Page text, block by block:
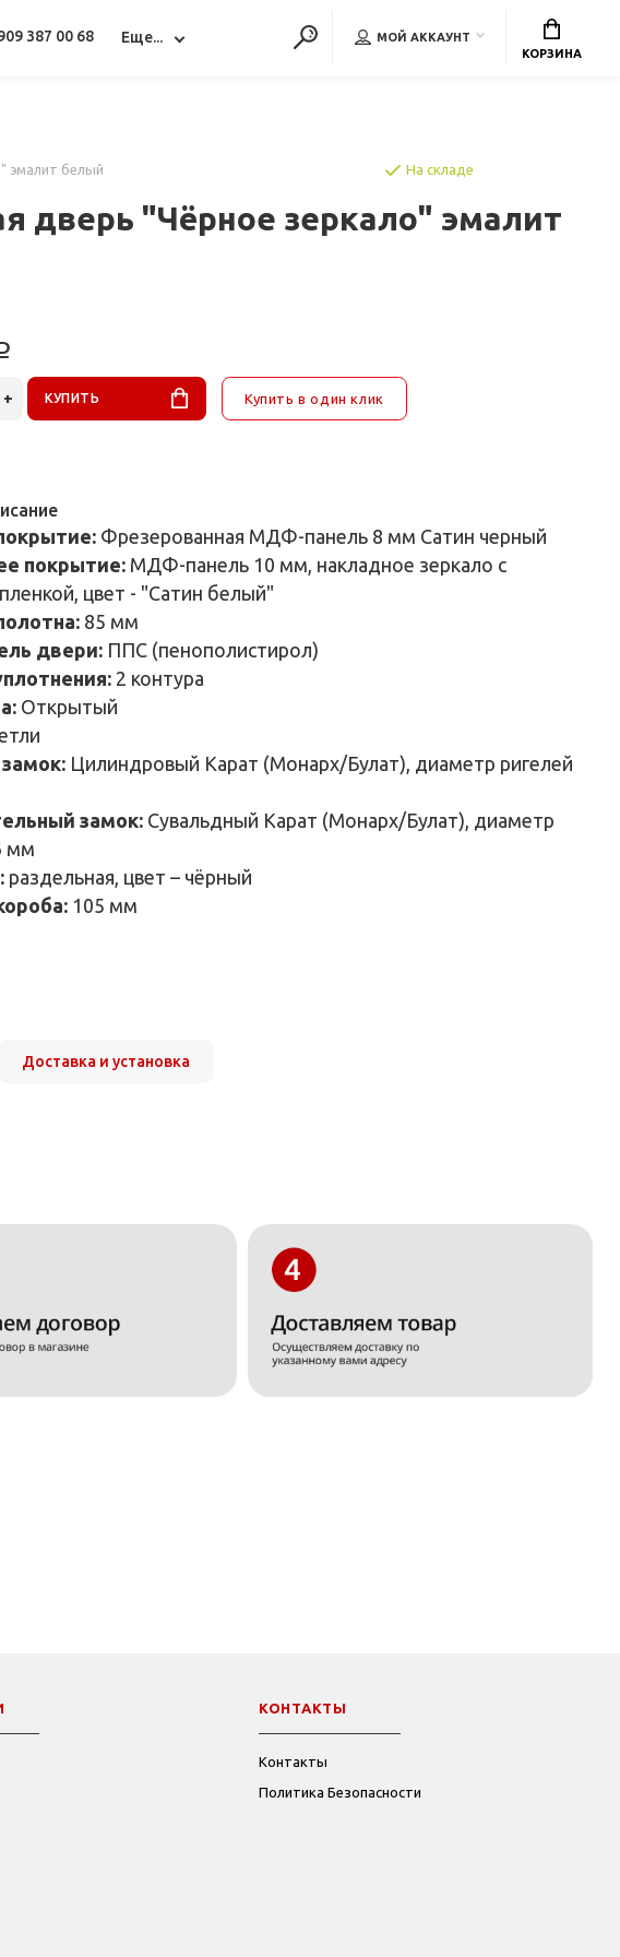
387 00 68 Еще...
МОЙ АККАУНТ
КОРЗИНА
эмалит белый
дверь "Чёрное зеркало" эмалит
На складе
КУПИТЬ Купить в один клик
Фрезерованная МДФ-панель 8 мм Сатин черный
покрытие: МДФ-панель 10 мм, накладное зеркало с
цвет - "Сатин белый"
85 мм
двери: ППС (пенополистирол)
2 контура
Открытый
Цилиндровый Карат (Монарх/Булат), диаметр ригелей
замок: Сувальдный Карат (Монарх/Булат), диаметр
мм
раздельная, цвет – чёрный
105 мм
Доставка и установка
КОНТАКТЫ
Контакты
Политика Безопасности